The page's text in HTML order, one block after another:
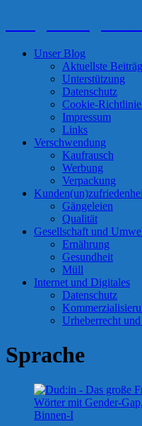
Unser Blog
Aktuellste
Unterstützung
Datenschutz
Cookie-
Impressum
Links
Verschwendung
Kaufrausch
Werbung
Verpackung
Gängeleien
Qualität
Gesellschaft und
Ernährung
Gesundheit
Müll
Internet und Digitales
Datenschutz
Urheberrecht
Sprache